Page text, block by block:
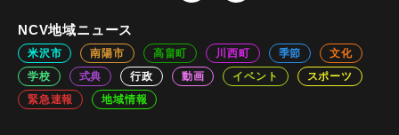
NCV地域ニュース
米沢市 南陽市 高畠町 川西町 季節
文化
学校
式典 行政 動画 イベント
スポーツ
緊急速報
地域情報